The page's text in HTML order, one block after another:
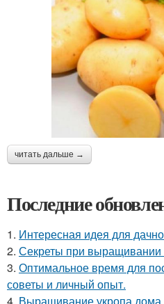
читать дальше →
Последние
1. Интересная идея для
2. Секреты при выращивании
3. Оптимальное время для
советы и личный опыт.